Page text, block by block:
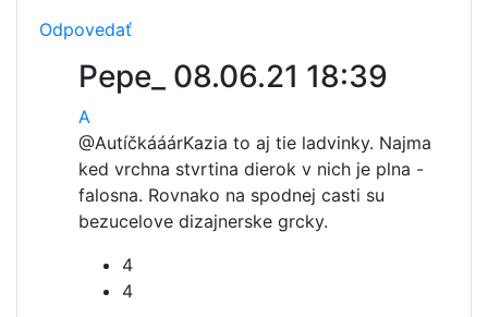
Odpovedať
Pepe_ 08.06.21 18:39
A
@AutíčkááárKazia to aj tie ladvinky. Najma
ked vrchna stvrtina dierok v nich je plna -
falosna. Rovnako na spodnej casti su
bezucelove dizajnerske grcky.
4
4